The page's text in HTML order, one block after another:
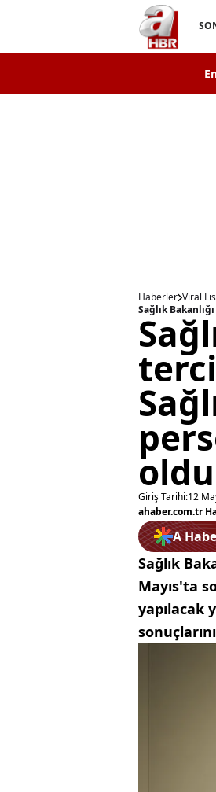
Haberler Viral
Giriş Tarihi:12
ahaber.com.tr
A
Sağlık
Mayıs'ta
yapılacak